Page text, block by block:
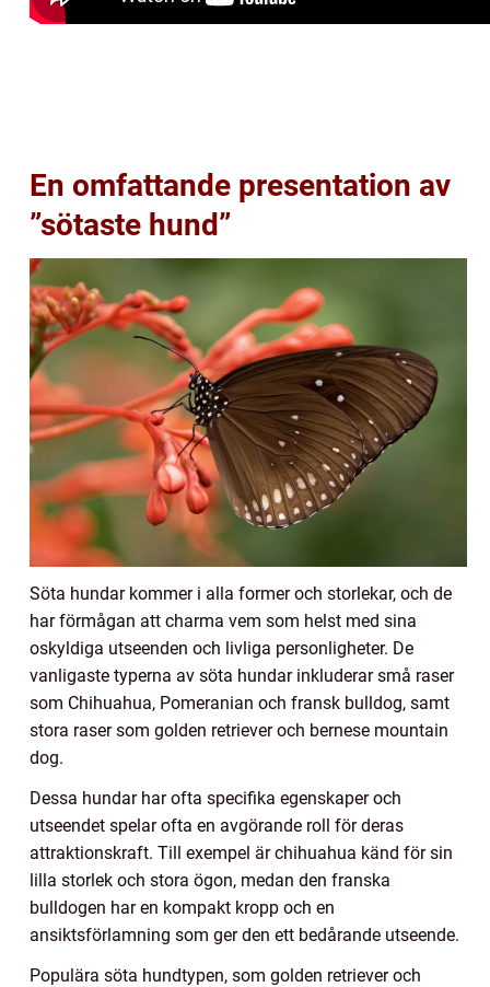
En omfattande presentation av
”sötaste hund”
Söta hundar kommer i alla former och storlekar, och de
har förmågan att charma vem som helst med sina
oskyldiga utseenden och livliga personligheter. De
vanligaste typerna av söta hundar inkluderar små raser
som Chihuahua, Pomeranian och fransk bulldog, samt
stora raser som golden retriever och bernese mountain
dog.
Dessa hundar har ofta specifika egenskaper och
utseendet spelar ofta en avgörande roll för deras
attraktionskraft. Till exempel är chihuahua känd för sin
lilla storlek och stora ögon, medan den franska
bulldogen har en kompakt kropp och en
ansiktsförlamning som ger den ett bedårande utseende.
Populära söta hundtypen, som golden retriever och